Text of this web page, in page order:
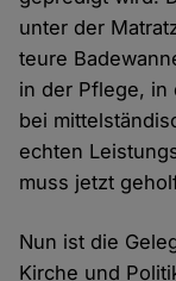
unter der
teure
in der Pflege, in
bei
echten
muss jetzt
Nun ist die
Kirche und